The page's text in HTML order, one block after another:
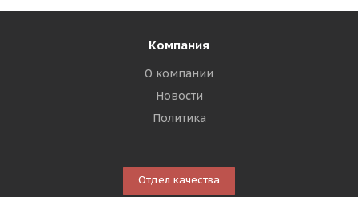
Компания
О компании
Новости
Политика
Отдел качества